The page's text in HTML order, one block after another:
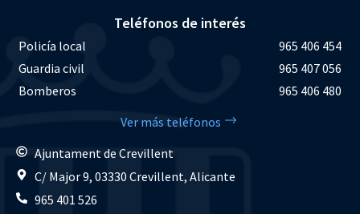
Teléfonos de interés
Policía local
965 406 454
Guardia civil
965 407 056
Bomberos
965 406 480
Ver más teléfonos
Ajuntament de Crevillent
C/ Major 9, 03330 Crevillent, Alicante
965 401 526